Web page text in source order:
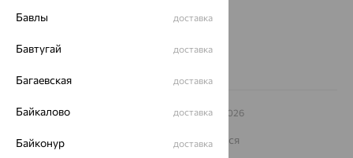
Заказать звонок
© ООО «Ювелирный дом «Кристалл»,2009 – 2026
На информационном ресурсе применяются
рекомендательные технологии
Бавлы доставка
Бавтугай доставка
Багаевская доставка
Байкалово доставка
Байконур доставка